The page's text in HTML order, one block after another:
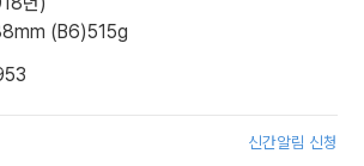
(B6)515g
신간알림 신청